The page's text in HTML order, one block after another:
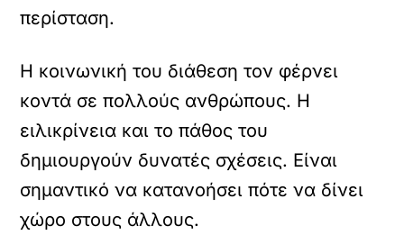
περίσταση.
Η κοινωνική του διάθεση τον φέρνει
κοντά σε πολλούς ανθρώπους. Η
ειλικρίνεια και το πάθος του
δημιουργούν δυνατές σχέσεις. Είναι
σημαντικό να κατανοήσει πότε να δίνει
χώρο στους άλλους.